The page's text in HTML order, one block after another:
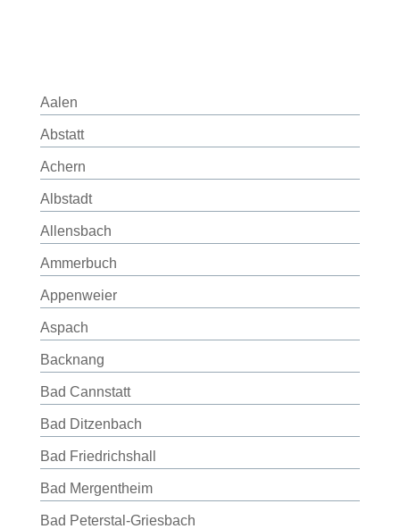
Aalen
Abstatt
Achern
Albstadt
Allensbach
Ammerbuch
Appenweier
Aspach
Backnang
Bad Cannstatt
Bad Ditzenbach
Bad Friedrichshall
Bad Mergentheim
Bad Peterstal-Griesbach